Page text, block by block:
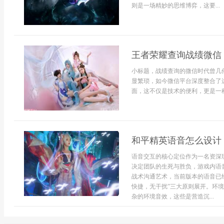
则是一场精妙的思维博弈，这要...
王者荣耀查询战绩微
小标题，战绩查询的微信时代曾
显繁琐，如今微信平台深度整合
面，这不仅是技术的便利，更是
和平精英语音怎么设
语音交互的核心定位作为一名资
决定团队的生死与胜负，游戏内
战术沟通艺术，当前版本的语音
快捷，无干扰”三大原则展开。环
杂的环境音效，这些是营造沉...